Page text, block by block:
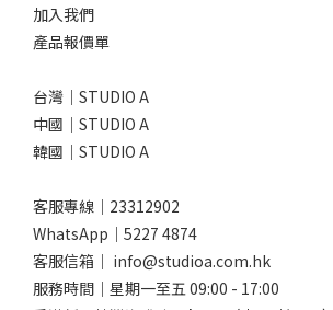
加入我們
產品報價單
台灣｜STUDIO A
中國｜STUDIO A
韓國｜STUDIO A
客服專線｜23312902
WhatsApp｜ 5227 4874
客服信箱｜ info@studioa.com.hk
服務時間｜星期一至五 09:00 - 17:00